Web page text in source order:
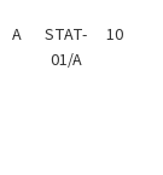
A
STAT-
01/A
10